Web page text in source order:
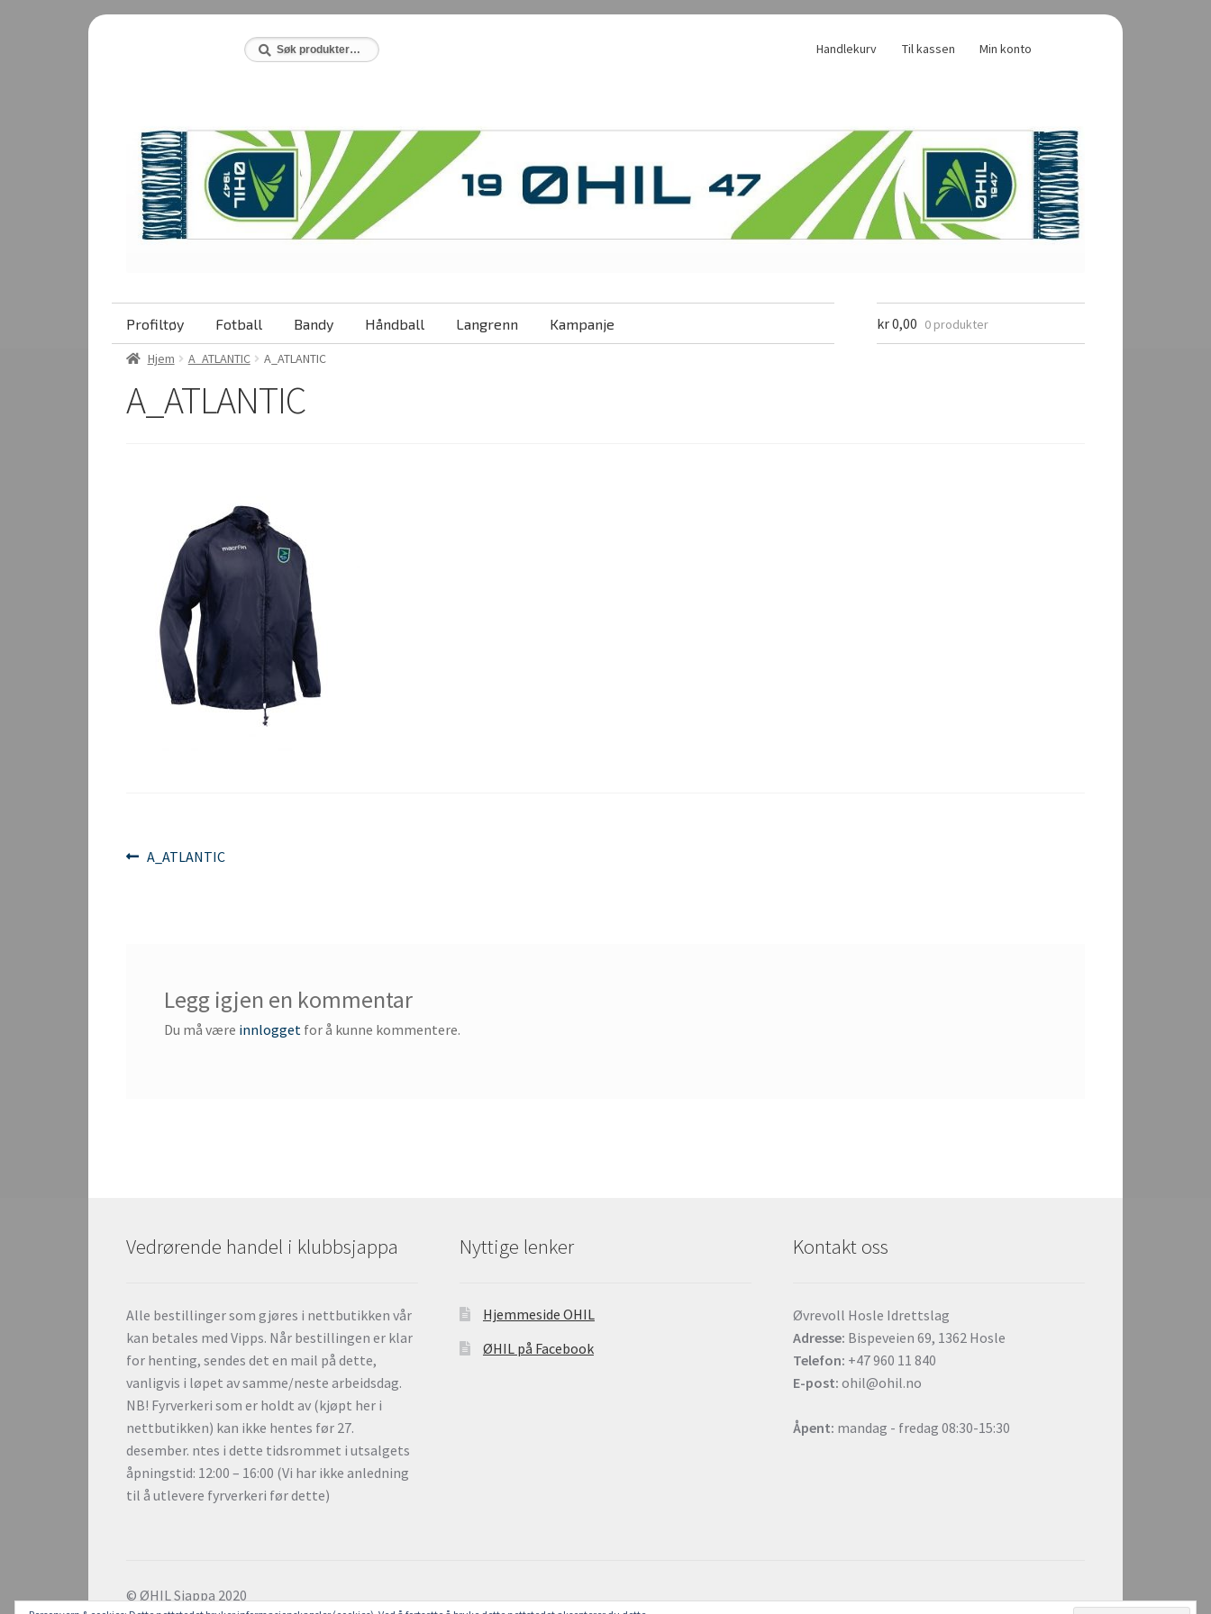
Søk
etter:
Søk Handlekurv Til kassen Min konto
Profiltøy Fotball Bandy Håndball Langrenn Kampanje kr0,00 0 produkter
Hjem A_ATLANTIC A_ATLANTIC
A_ATLANTIC
Innleggsnavigasjon
Forrige
A_ATLANTIC
Legg igjen en kommentar
Du må være innlogget for å kunne kommentere.
Vedrørende handel i klubbsjappa
Alle bestillinger som gjøres i nettbutikken vår
kan betales med Vipps. Når bestillingen er klar
for henting, sendes det en mail på dette,
vanligvis i løpet av samme/neste arbeidsdag.
NB! Fyrverkeri som er holdt av (kjøpt her i
nettbutikken) kan ikke hentes før 27.
desember. ntes i dette tidsrommet i utsalgets
åpningstid: 12:00 – 16:00 (Vi har ikke anledning
til å utlevere fyrverkeri før dette)
Nyttige lenker
Hjemmeside OHIL
ØHIL på Facebook
Kontakt oss
Øvrevoll Hosle Idrettslag
Adresse: Bispeveien 69, 1362 Hosle
Telefon: +47 960 11 840
E-post: ohil@ohil.no
Åpent: mandag - fredag 08:30-15:30
© ØHIL Sjappa 2020